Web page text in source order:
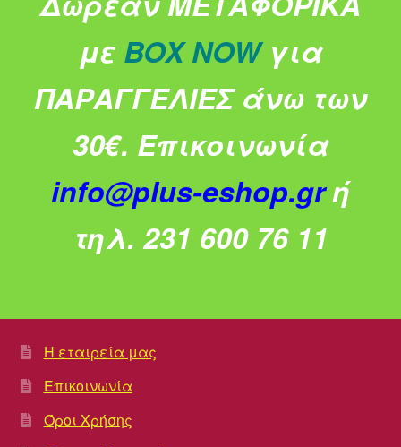
με BOX NOW για
ΠΑΡΑΓΓΕΛΙΕΣ άνω των
30€. Επικοινωνία
info@plus-eshop.grή
τηλ. 231 600 76 11
Η εταιρεία μας
Επικοινωνία
Όροι Χρήσης